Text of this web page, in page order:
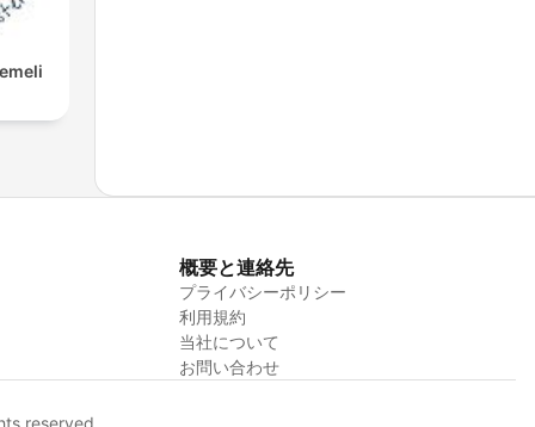
概要と連絡先
プライバシーポリシー
利用規約
当社について
お問い合わせ
reserved.